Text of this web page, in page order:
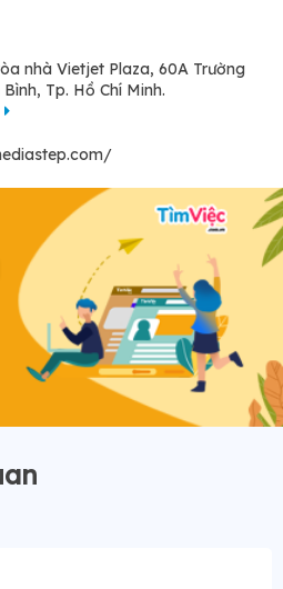
nhà Vietjet Plaza, 60A Trường
Tp. Hồ Chí Minh.